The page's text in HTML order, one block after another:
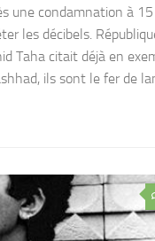
une condamnation à 15
les décibels.
Taha citait déjà en
ils sont le fer de